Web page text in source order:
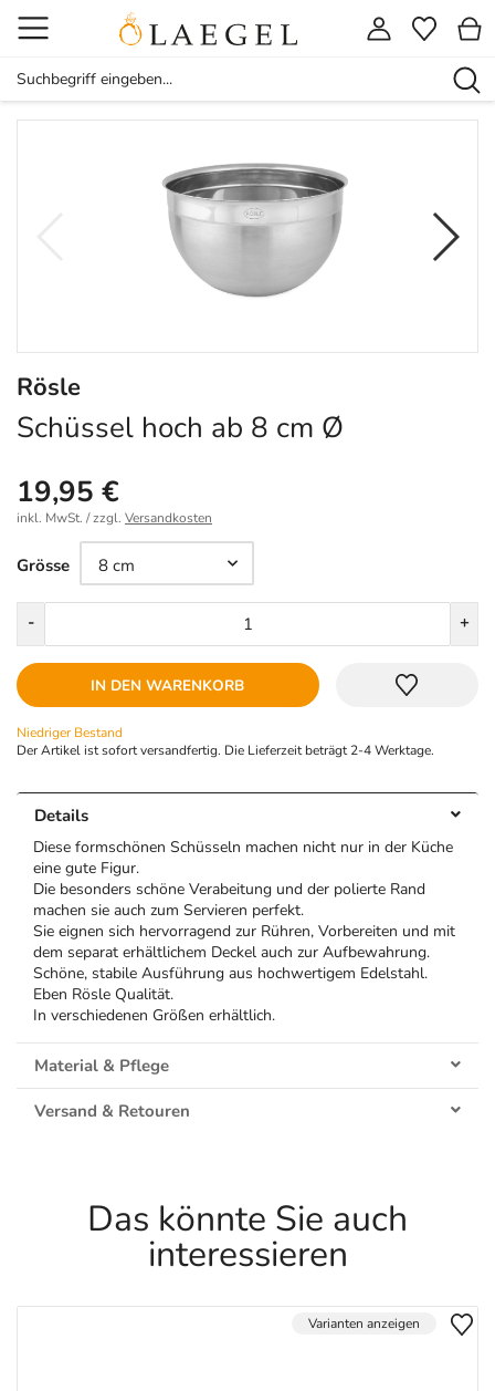
Rösle
Schüssel hoch ab 8 cm Ø
19,95 €
inkl. MwSt. / zzgl. Versandkosten
Grösse
- +
IN DEN WARENKORB
Niedriger Bestand
Der Artikel ist sofort versandfertig. Die Lieferzeit beträgt 2-4 Werktage.
Details
Diese formschönen Schüsseln machen nicht nur in der Küche
eine gute Figur.
Die besonders schöne Verabeitung und der polierte Rand
machen sie auch zum Servieren perfekt.
Sie eignen sich hervorragend zur Rühren, Vorbereiten und mit
dem separat erhältlichem Deckel auch zur Aufbewahrung.
Schöne, stabile Ausführung aus hochwertigem Edelstahl.
Eben Rösle Qualität.
In verschiedenen Größen erhältlich.
Material & Pflege
Versand & Retouren
Das könnte Sie auch
interessieren
Varianten anzeigen